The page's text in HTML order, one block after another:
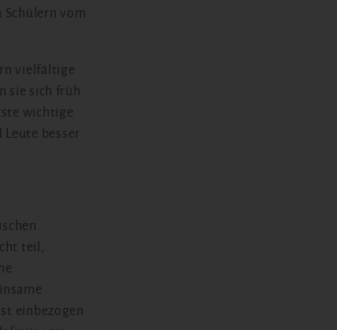
Schülern vom
vielfältige
sie sich früh
wichtige
besser
teil,
einbezogen